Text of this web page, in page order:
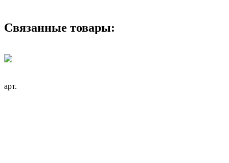
Связанные товары:
арт.